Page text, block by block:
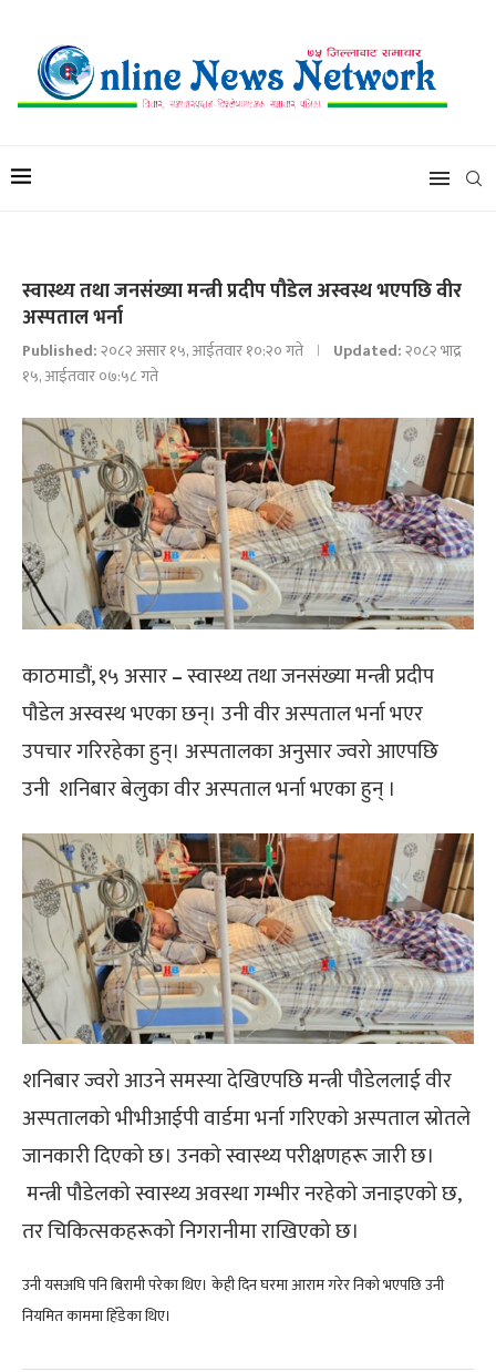
स्वास्थ्य तथा जनसंख्या मन्त्री प्रदीप पौडेल अस्वस्थ भएपछि वीर
अस्पताल भर्ना
Published:२०८२ असार १५, आईतवार १०:२० गते Updated:२०८२ भाद्र
१५, आईतवार ०७:५८ गते
काठमाडौं, १५ असार–स्वास्थ्य तथा जनसंख्या मन्त्री प्रदीप
पौडेल अस्वस्थ भएका छन्। उनी वीर अस्पताल भर्ना भएर
उपचार गरिरहेका हुन्। अस्पतालका अनुसार ज्वरो आएपछि
उनी शनिबार बेलुका वीर अस्पताल भर्ना भएका हुन् ।
शनिबार ज्वरो आउने समस्या देखिएपछि मन्त्री पौडेललाई वीर
अस्पतालको भीभीआईपी वार्डमा भर्ना गरिएको अस्पताल स्रोतले
जानकारी दिएको छ। उनको स्वास्थ्य परीक्षणहरू जारी छ।
मन्त्री पौडेलको स्वास्थ्य अवस्था गम्भीर नरहेको जनाइएको छ,
तर चिकित्सकहरूको निगरानीमा राखिएको छ।
उनी यसअघि पनि बिरामी परेका थिए। केही दिन घरमा आराम गरेर निको भएपछि उनी
नियमित काममा हिँडेका थिए।